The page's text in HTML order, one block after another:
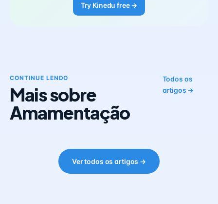
Try Kinedu free →
CONTINUE LENDO
Mais sobre
Amamentação
Todos os
artigos →
Ver todos os artigos →